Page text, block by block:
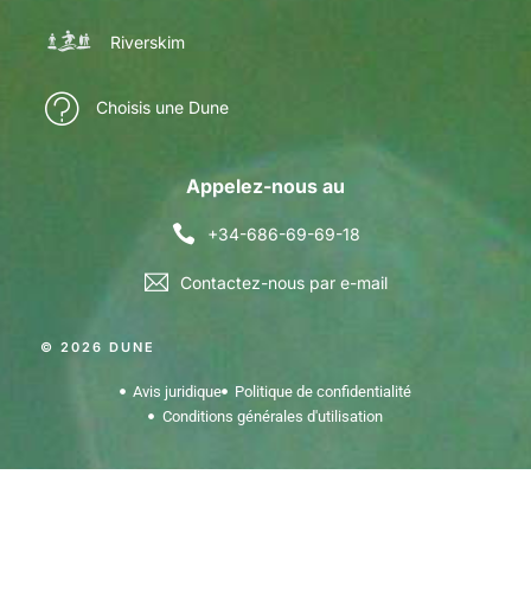
Riverskim
Choisis une Dune
Appelez-nous au
+34-686-69-69-18
Contactez-nous par e-mail
© 2026 DUNE
Avis juridique
Politique de confidentialité
Conditions générales d'utilisation